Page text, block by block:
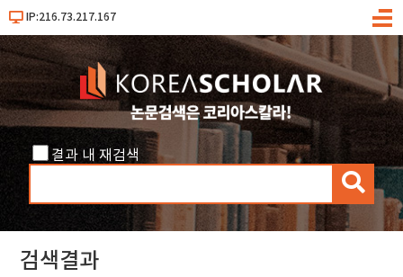
IP:216.73.217.167
메
결과 내 재검색
검
색
검색결과